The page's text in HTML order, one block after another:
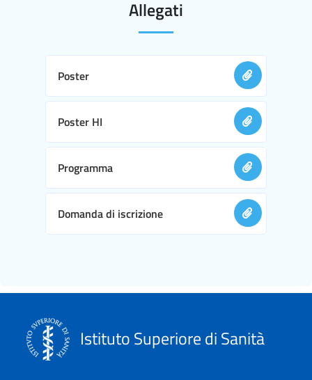
Allegati
Poster
Poster HI
Programma
Domanda di iscrizione
Istituto Superiore di Sanità